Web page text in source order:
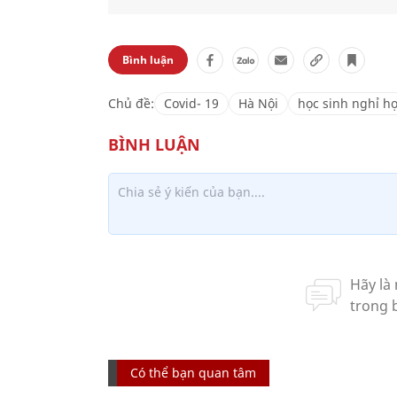
Bình luận
Chủ đề: Covid- 19 Hà Nội học sinh nghỉ
Có thể bạn quan tâm